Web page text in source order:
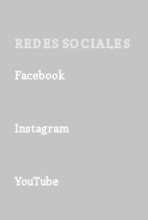
REDES SOCIALES
Facebook
Instagram
YouTube